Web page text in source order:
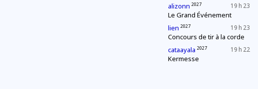
19 h 23
alizonn 2027
Le Grand Événement
19 h 23
lien 2027
Concours de tir à la corde
19 h 22
cataayala 2027
Kermesse